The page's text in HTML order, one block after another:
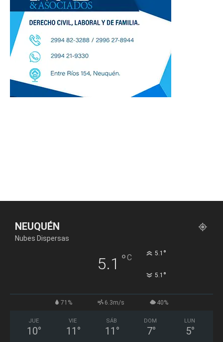
NEUQUÉN
Nubes Dispersas
5.1 °C 5.1 °
5.1 °
71% 6.3m/s 40%
JUE
10°
VIE
11 °
SÁB
11 °
DOM
7°
LUN
5°